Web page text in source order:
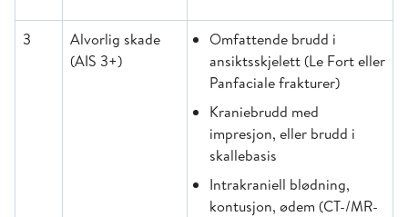
3
Alvorlig skade
(AIS 3+)
Omfattende brudd i
ansiktsskjelett (Le Fort eller
Panfaciale frakturer)
Kraniebrudd med
impresjon, eller brudd i
skallebasis
Intrakraniell blødning,
kontusjon, ødem (CT-/MR-